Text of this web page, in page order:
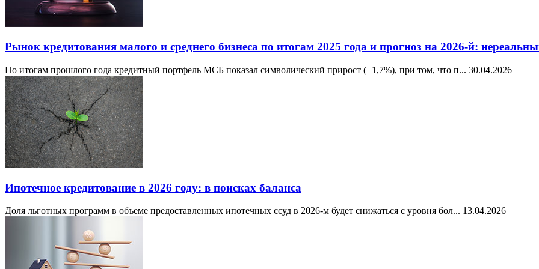
Рынок кредитования малого и среднего бизнеса по итогам 2025 года и прогноз на 2026-й:
По итогам прошлого года кредитный портфель МСБ показал символический прирост (+1,7%), при том, что п... 30.04.2026
Ипотечное кредитование в 2026 году: в поисках баланса
Доля льготных программ в объеме предоставленных ипотечных ссуд в 2026-м будет снижаться с уровня бол... 13.04.2026